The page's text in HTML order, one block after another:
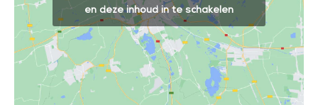
en deze inhoud in te schakelen